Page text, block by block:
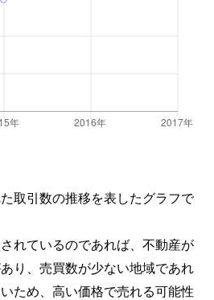
取引数の推移を表したグラフで
れているのであれば、不動産が
り、売買数が少ない地域であれ
ため、高い価格で売れる可能性